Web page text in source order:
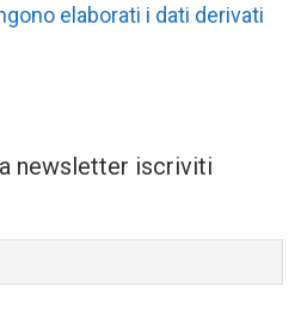
elaborati i dati derivati
newsletter iscriviti